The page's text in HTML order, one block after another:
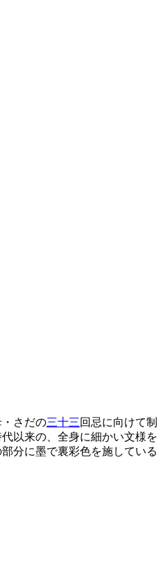
・さだの三十三回忌に向けて制
以来の、全身に細かい文様を
分に墨で裏彩色を施している